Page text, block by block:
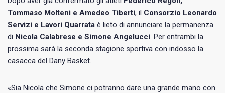
Tommaso Molteni e Amedeo Tiberti, il Consorzio Leonardo
Servizi e Lavori Quarrata è lieto di annunciare la permanenza
di Nicola Calabrese e Simone Angelucci. Per entrambi la
prossima sarà la seconda stagione sportiva con indosso la
casacca del Dany Basket.
«Sia Nicola che Simone ci potranno dare una grande mano con